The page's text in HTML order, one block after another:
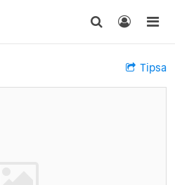
Tipsa